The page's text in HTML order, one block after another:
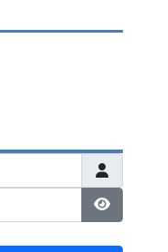
Afficher